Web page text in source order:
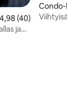
4,98 (40)
ja